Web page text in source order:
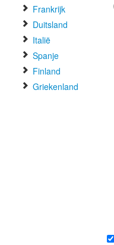
Frankrijk
Duitsland
Italië
Spanje
Finland
Griekenland